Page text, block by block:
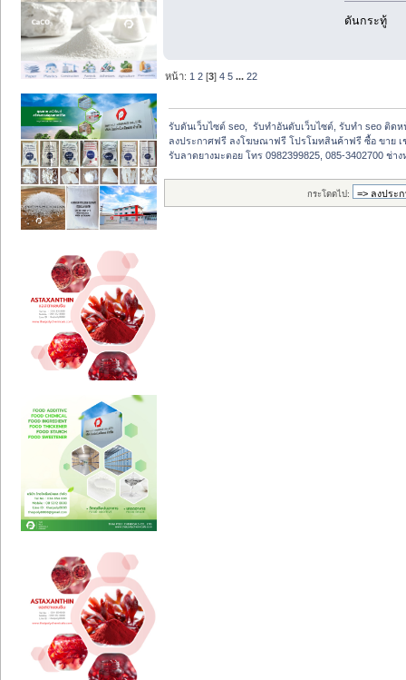
ดันกระทู้
หน้า: 1 2 [3]4 5 ...22
รับดันเว็บไซต์ seo,  รับทำอันดับเว็บไซต์, รับทำ seo ติดห
ลงประกาศฟรี ลงโฆษณาฟรี โปรโมทสินค้าฟรี ซื้อ ขาย เ
รับลาดยางมะตอย โทร 0982399825, 085-3402700 ช่า
กระโดดไป: